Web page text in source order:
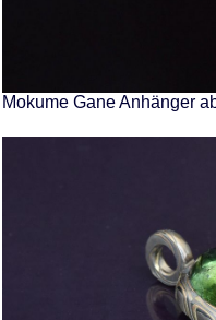
Mokume Gane Anhänger